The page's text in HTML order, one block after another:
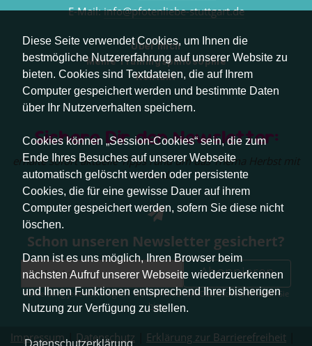
Diese Seite verwendet Cookies, um Ihnen die
bestmögliche Nutzererfahrung auf unserer Website zu
bieten. Cookies sind Textdateien, die auf Ihrem
Computer gespeichert werden und bestimmte Daten
über Ihr Nutzerverhalten speichern.
Cookies können „Session-Cookies“ sein, die zum
Ende Ihres Besuches auf unserer Webseite
automatisch gelöscht werden oder persistente
Cookies, die für eine gewisse Dauer auf ihrem
Computer gespeichert werden, sofern Sie diese nicht
löschen.
Dann ist es uns möglich, Ihren Browser beim
nächsten Aufruf unserer Webseite wiederzuerkennen
und Ihnen Funktionen entsprechend Ihrer bisherigen
Nutzung zur Verfügung zu stellen.
Datenschutzerklärung
E-Mail:info@pfotenliebe-stuttgart.de
Über mich
Meine Trainingsphilosophie
Kontakt
Sichere Dir den Newsletter:
erhalte sofort aktuelle Tipps rund um das Thema Herbst mit
Hund.
Schon unseren Newsletter gesichert?
Abonnieren
Abmeldung jederzeit möglich. Weitere Infos zum Datenschutz erhalten Sie
hier.
Impressum| Datenschutz Erklärung zur Barrierefreiheit